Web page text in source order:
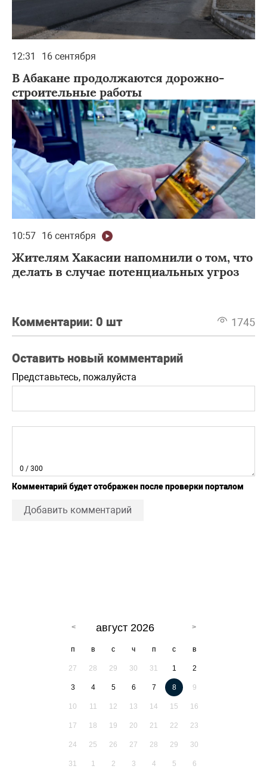
12:31 16 сентября
В Абакане продолжаются дорожно-
строительные работы
10:57 16 сентября
Жителям Хакасии напомнили о том, что
делать в случае потенциальных угроз
Комментарии: 0 шт 1745
Оставить новый комментарий
Представьтесь, пожалуйста
0 / 300
Комментарий будет отображен после проверки порталом
Добавить комментарий
август 2026
п в с ч п с в
27 28 29 30 31 1 2
3 4 5 6 7 8 9
10 11 12 13 14 15 16
17 18 19 20 21 22 23
24 25 26 27 28 29 30
31 1 2 3 4 5 6